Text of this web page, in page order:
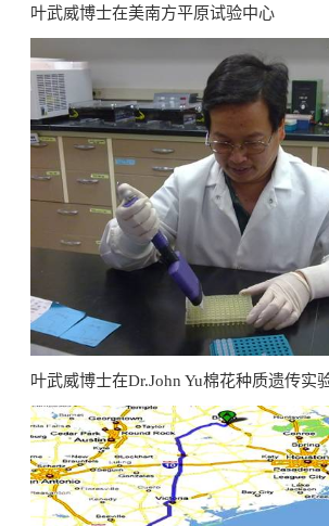
叶武威博士在美南方平原试验中心
叶武威博士在Dr.John Yu棉花种质遗传实